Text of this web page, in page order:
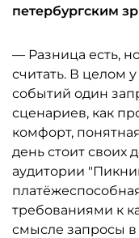
петербургским
— Разница есть,
считать. В целом
событий один
сценариев, как
комфорт,
день стоит своих
аудитории
требованиями к
смысле запросы в